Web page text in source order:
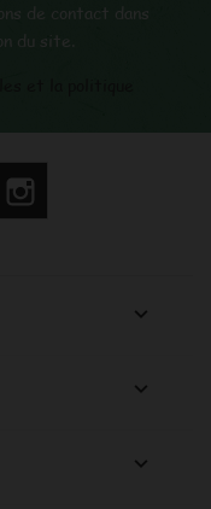
de contact dans
du site.


